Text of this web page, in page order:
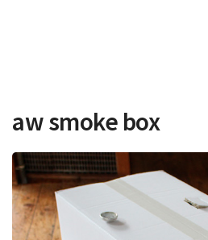
aw smoke box